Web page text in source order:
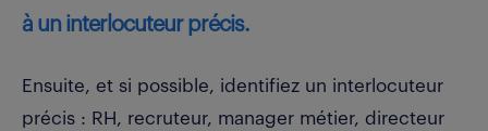
à un interlocuteur précis.
Ensuite, et si possible, identifiez un interlocuteur
précis : RH, recruteur, manager métier, directeur